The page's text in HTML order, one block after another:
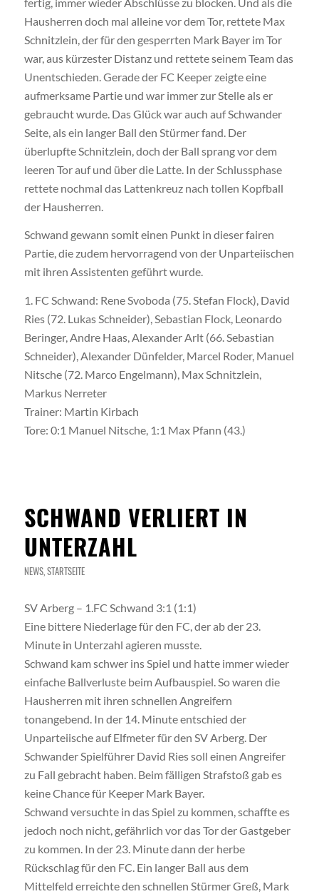
Hausherren doch mal alleine vor dem Tor, rettete Max
Schnitzlein, der für den gesperrten Mark Bayer im Tor
war, aus kürzester Distanz und rettete seinem Team das
Unentschieden. Gerade der FC Keeper zeigte eine
aufmerksame Partie und war immer zur Stelle als er
gebraucht wurde. Das Glück war auch auf Schwander
Seite, als ein langer Ball den Stürmer fand. Der
überlupfte Schnitzlein, doch der Ball sprang vor dem
leeren Tor auf und über die Latte. In der Schlussphase
rettete nochmal das Lattenkreuz nach tollen Kopfball
der Hausherren.
Schwand gewann somit einen Punkt in dieser fairen
Partie, die zudem hervorragend von der Unparteiischen
mit ihren Assistenten geführt wurde.
1. FC Schwand: Rene Svoboda (75. Stefan Flock), David
Ries (72. Lukas Schneider), Sebastian Flock, Leonardo
Beringer, Andre Haas, Alexander Arlt (66. Sebastian
Schneider), Alexander Dünfelder, Marcel Roder, Manuel
Nitsche (72. Marco Engelmann), Max Schnitzlein,
Markus Nerreter
Trainer: Martin Kirbach
Tore: 0:1 Manuel Nitsche, 1:1 Max Pfann (43.)
SCHWAND VERLIERT IN
UNTERZAHL
NEWS,STARTSEITE
SV Arberg – 1.FC Schwand 3:1 (1:1)
Eine bittere Niederlage für den FC, der ab der 23.
Minute in Unterzahl agieren musste.
Schwand kam schwer ins Spiel und hatte immer wieder
einfache Ballverluste beim Aufbauspiel. So waren die
Hausherren mit ihren schnellen Angreifern
tonangebend. In der 14. Minute entschied der
Unparteiische auf Elfmeter für den SV Arberg. Der
Schwander Spielführer David Ries soll einen Angreifer
zu Fall gebracht haben. Beim fälligen Strafstoß gab es
keine Chance für Keeper Mark Bayer.
Schwand versuchte in das Spiel zu kommen, schaffte es
jedoch noch nicht, gefährlich vor das Tor der Gastgeber
zu kommen. In der 23. Minute dann der herbe
Rückschlag für den FC. Ein langer Ball aus dem
Mittelfeld erreichte den schnellen Stürmer Greß, Mark